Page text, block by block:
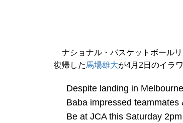
ナショナル・バスケットボールリ
復帰した馬場雄大が4月2日のイラ
Despite landing in
Baba impressed
Be at JCA this Saturday